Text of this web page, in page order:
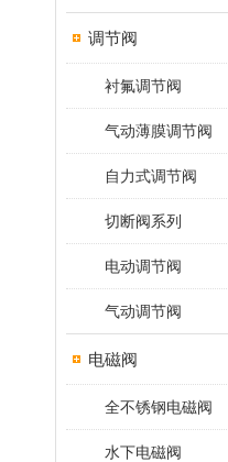
调节阀
衬氟调节阀
气动薄膜调节阀
自力式调节阀
切断阀系列
电动调节阀
气动调节阀
电磁阀
全不锈钢电磁阀
水下电磁阀